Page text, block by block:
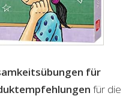
für
für die